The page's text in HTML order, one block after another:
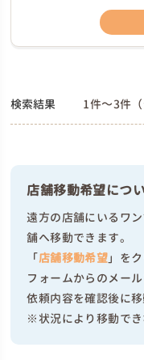
検索結果 1件～3件
店舗移動希望につ
遠方の店舗にいるワ
舗へ移動できます。
「店舗移動希望」を
フォームからのメー
依頼内容を確認後に移
※状況により移動でき